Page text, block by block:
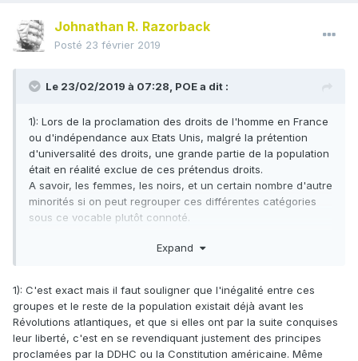
Johnathan R. Razorback
Posté 23 février 2019
Le 23/02/2019 à 07:28, POEa dit :
1): Lors de la proclamation des droits de l'homme en France
ou d'indépendance aux Etats Unis, malgré la prétention
d'universalité des droits, une grande partie de la population
était en réalité exclue de ces prétendus droits.
A savoir, les femmes, les noirs, et un certain nombre d'autre
minorités si on peut regrouper ces différentes catégories
sous ce vocable plutôt connoté.
2): Ces déclarations si elles posent le principe d'une
s'appliquent qu'à une portion limitée de la population, elles
n'ont pas non plus empêché ni limité la colonisation de
territoires au mépris du droit des individus présents sur ces
territoires.
Expand
1): C'est exact mais il faut souligner que l'inégalité entre ces
groupes et le reste de la population existait déjà avant les
Révolutions atlantiques, et que si elles ont par la suite conquises
leur liberté, c'est en se revendiquant justement des principes
proclamées par la DDHC ou la Constitution américaine. Même